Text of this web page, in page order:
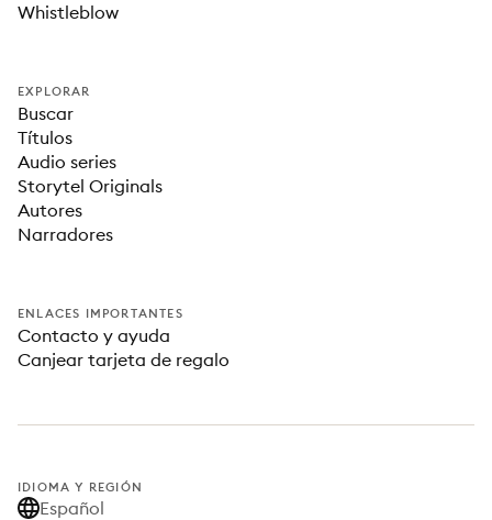
Whistleblow
EXPLORAR
Buscar
Títulos
Audio series
Storytel Originals
Autores
Narradores
ENLACES IMPORTANTES
Contacto y ayuda
Canjear tarjeta de regalo
IDIOMA Y REGIÓN
Español